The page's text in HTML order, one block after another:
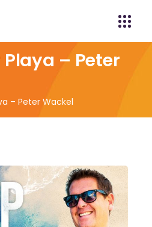
– Peter
– Peter Wackel